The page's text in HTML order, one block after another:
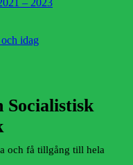
idag
och få tillgång till hela